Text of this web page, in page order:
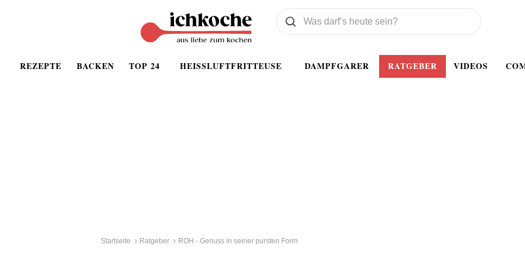
REZEPTE BACKEN TOP 24 HEISSLUFTFRITTEUSE DAMPFGARER RATGEBER VIDEOS
Was wollen Sie suchen
Suchen
Startseite Ratgeber ROH - Genuss in seiner pursten Form